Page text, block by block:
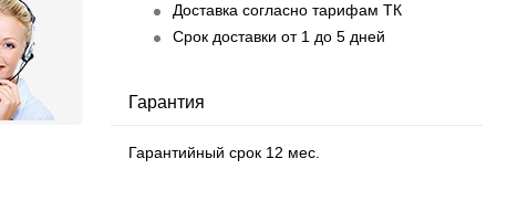
Доставка согласно тарифам ТК
Срок доставки от 1 до 5 дней
Гарантия
Гарантийный срок 12 мес.